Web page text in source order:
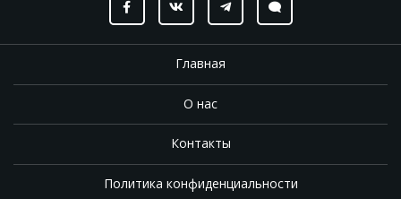
Главная
О нас
Контакты
Политика конфиденциальности